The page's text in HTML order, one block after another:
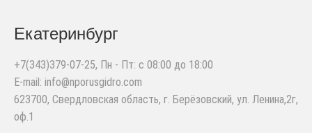
Екатеринбург
+7(343)379-07-25, Пн - Пт: с 08:00 до 18:00
E-mail: info@nporusgidro.com
623700, Свердловская область, г. Берёзовский, ул. Ленина,2г,
оф.1